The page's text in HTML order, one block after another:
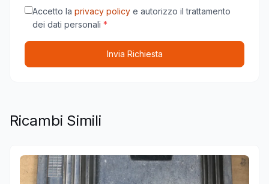
Accetto la privacy policy e autorizzo il trattamento
dei dati personali *
Invia Richiesta
Ricambi Simili